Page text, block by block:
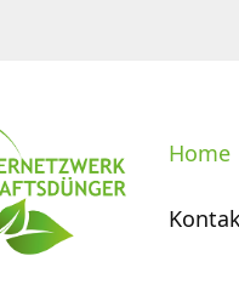
Home